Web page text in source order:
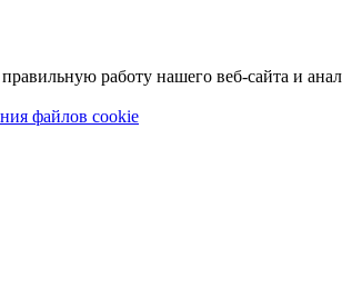
работу нашего веб-сайта и
файлов cookie